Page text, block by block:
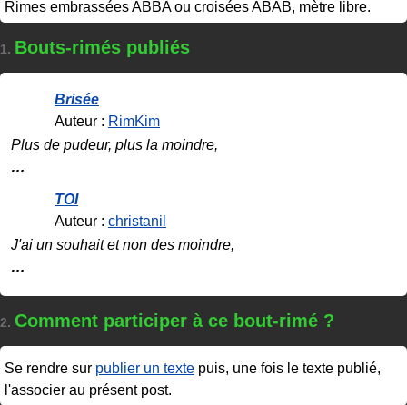
Rimes embrassées ABBA ou croisées ABAB, mètre libre.
1. Bouts-rimés publiés
Brisée
Auteur : RimKim
Plus de pudeur, plus la moindre,
…
TOI
Auteur : christanil
J'ai un souhait et non des moindre,
…
2. Comment participer à ce bout-rimé ?
Se rendre sur publier un texte puis, une fois le texte publié,
l'associer au présent post.